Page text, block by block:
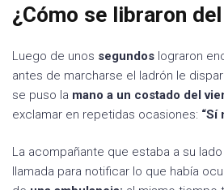
¿Cómo se libraron
Luego de unos segundos lograron
antes de marcharse el ladrón le
se puso la mano a un costado del
exclamar en repetidas ocasiones: “Sí
La acompañante que estaba a su
llamada para notificar lo que había